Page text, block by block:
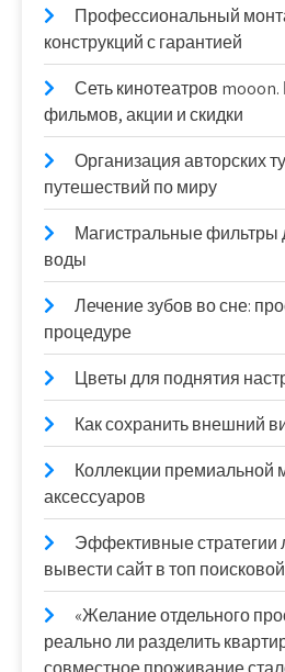
Профессиональный
конструкций с гарантией
Сеть кинотеатров
фильмов, акции и скидки
Организация авторских
путешествий по миру
Магистральные фильтры
воды
Лечение зубов во сне:
процедуре
Цветы для поднятия
Как сохранить внешний
Коллекции премиальной
аксессуаров
Эффективные стратегии
вывести сайт в топ
«Желание отдельного
реально ли разделить